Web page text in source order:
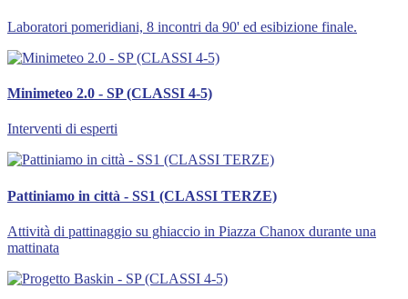
Laboratori pomeridiani, 8 incontri da 90' ed esibizione finale.
Minimeteo 2.0 - SP (CLASSI 4-5)
Interventi di esperti
Pattiniamo in città - SS1 (CLASSI TERZE)
Attività di pattinaggio su ghiaccio in Piazza Chanox durante una
mattinata